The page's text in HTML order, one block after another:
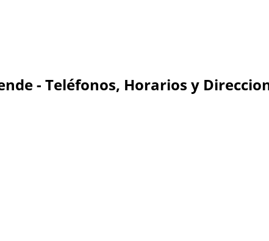
- Teléfonos, Horarios y